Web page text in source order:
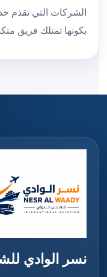
الشركات التي تقدم
بكونها تمتلك فريق
نسر الوادي